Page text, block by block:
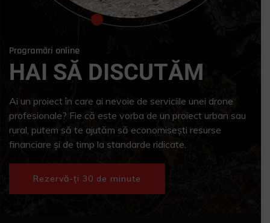
Programări online
HAI SĂ DISCUTĂM
Ai un proiect în care ai nevoie de serviciile unei drone
profesionale? Fie că este vorba de un proiect urban sau
rural, putem să te ajutăm să economisești resurse
financiare și de timp la standarde ridicate.
Rezervă-ți 30 de minute